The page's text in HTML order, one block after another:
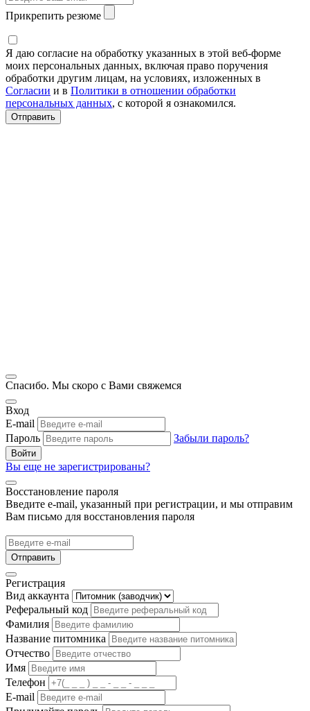
Прикрепить резюме
Я даю согласие на обработку указанных в этой веб-форме
моих персональных данных, включая право поручения
обработки другим лицам, на условиях, изложенных в
Согласии и в Политики в отношении обработки
персональных данных, с которой я ознакомился.
Спасибо. Мы скоро с Вами свяжемся
Вход
E-mail
Пароль
Забыли пароль?
Войти
Вы еще не зарегистрированы?
Восстановление пароля
Введите e-mail, указанный при регистрации, и мы отправим
Вам письмо для восстановления пароля
Отправить
Регистрация
Вид аккаунта
Реферальный код
Фамилия
Название питомника
Отчество
Имя
Телефон
E-mail